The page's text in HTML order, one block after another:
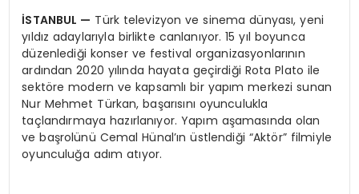
İSTANBUL — Türk televizyon ve sinema dünyası, yeni
yıldız adaylarıyla birlikte canlanıyor. 15 yıl boyunca
düzenlediği konser ve festival organizasyonlarının
ardından 2020 yılında hayata geçirdiği Rota Plato ile
sektöre modern ve kapsamlı bir yapım merkezi sunan
Nur Mehmet Türkan, başarısını oyunculukla
taçlandırmaya hazırlanıyor. Yapım aşamasında olan
ve başrolünü Cemal Hünal’ın üstlendiği “Aktör” filmiyle
oyunculuğa adım atıyor.